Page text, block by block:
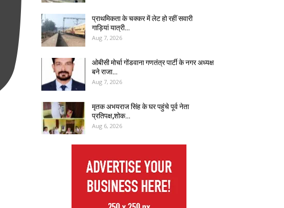
प्राथमिकता के चक्कर में लेट हो रहीं सवारी
गाड़ियां यात्री…
Aug 7, 2026
ओबीसी मोर्चा गोंडवाना गणतंत्र पार्टी के नगर अध्यक्ष
बने राजा…
Aug 7, 2026
मृतक अभयराज सिंह के घर पहुंचे पूर्व नेता
प्रतिपक्ष,शोक…
Aug 6, 2026